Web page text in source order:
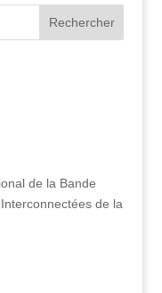
de la Bande
de la